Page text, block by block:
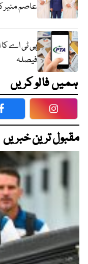
عاصم منیر
پی ٹی اے کا
فیصلہ
ہمیں فالو کریں
Facebook
مقبول ترین خبریں